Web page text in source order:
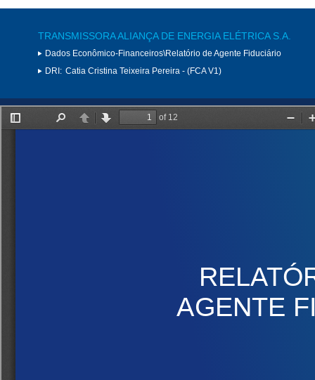
TRANSMISSORA ALIANÇA DE ENERGIA ELÉTRICA S.A.
Dados Econômico-Financeiros\Relatório de Agente Fiduciário
DRI: Catia Cristina Teixeira Pereira - (FCA V1)